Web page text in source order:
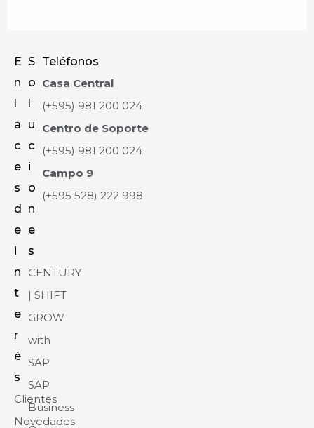
E
n
a
c
e
s
d
e
i
n
t
e
r
é
s
Clientes
Novedades
S
o
u
c
i
o
n
e
s
CENTURY
| SHIFT
GROW
with
SAP
SAP
Business
Teléfonos
Casa Central
(+595) 981 200 024
Centro de Soporte
(+595) 981 200 024
Campo 9
(+595 528) 222 998